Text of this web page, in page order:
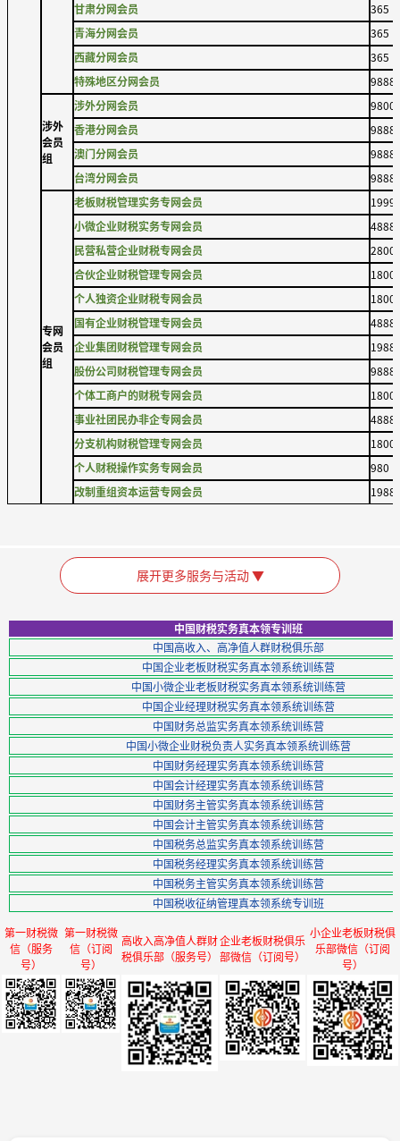
甘肃分网会员
365
青海分网会员
365
西藏分网会员
365
特殊地区分网会员
9888
涉外
会员
组
涉外分网会员
9800
香港分网会员
9888
澳门分网会员
9888
台湾分网会员
9888
专网
会员
组
老板财税管理实务专网会员
1999
小微企业财税实务专网会员
4888
民营私营企业财税专网会员
2800
合伙企业财税管理专网会员
1800
个人独资企业财税专网会员
1800
国有企业财税管理专网会员
4888
企业集团财税管理专网会员
股份公司财税管理专网会员
9888
个体工商户的财税专网会员
1800
事业社团民办非企专网会员
4888
分支机构财税管理专网会员
1800
个人财税操作实务专网会员
980
改制重组资本运营专网会员
展开更多服务与活动 ▼
中国财税实务真本领专训班
中国高收入、高净值人群财税俱乐部
中国企业老板财税实务真本领系统训练营
中国小微企业老板财税实务真本领系统训练营
中国企业经理财税实务真本领系统训练营
中国财务总监实务真本领系统训练营
中国小微企业财税负责人实务真本领系统训练营
中国财务经理实务真本领系统训练营
中国会计经理实务真本领系统训练营
中国财务主管实务真本领系统训练营
中国会计主管实务真本领系统训练营
中国税务总监实务真本领系统训练营
中国税务经理实务真本领系统训练营
中国税务主管实务真本领系统训练营
中国税收征纳管理真本领系统专训班
第一财税微
信（服务
号）
第一财税微
信（订阅
号）
高收入高净值人群财
税俱乐部（服务号）
企业老板财税俱乐
部微信（订阅号）
小企业老板财税俱
乐部微信（订阅
号）